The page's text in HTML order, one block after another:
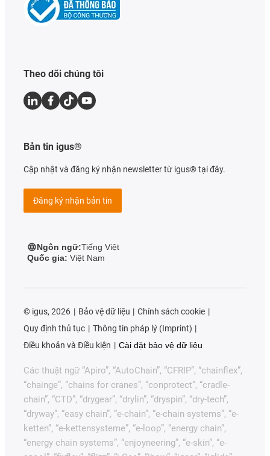
Theo dõi chúng tôi
Bản tin igus®
Cập nhật và đăng ký nhận newsletter từ igus® tại đây.
Đăng ký nhận bản tin
Ngôn ngữ:Tiếng Việt
Quốc gia: Việt Nam
© igus, 2026 Bảo vệ dữ liệu
Chính sách cookie
Quy định thủ tục
Thông tin pháp lý (Imprint)
Điều khoản và Điều kiện
Cài đặt bảo vệ dữ liệu
Các thuật ngữ “Apiro”, “AutoChain”, “CFRIP”, “chainflex”,
“chainge”, “chains for cranes”, “conprotect”, “cradle-
chain”, “CTD”, “drygear”, “drylin”, “dryspin”, “dry-tech”,
“dryway”, “easy chain”, “e-chain”, “e-chain systems”, “e-
ketten”, “e-kettensysteme”, “e-loop”, “energy chain”,
“energy chain systems”, “enjoyneering”, “e-skin”, “e-